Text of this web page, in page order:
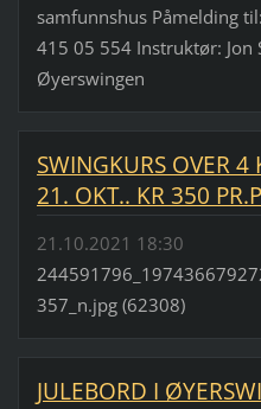
samfunnshus Påmelding
415 05 554 Instruktør: Jon
Øyerswingen
SWINGKURS OVER 4
21. OKT.. KR 350
21.10.2021 18:30
357_n.jpg (62308)
JULEBORD I